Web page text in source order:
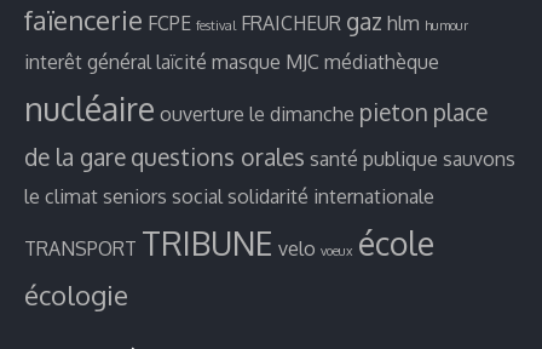
faïencerie FCPE festival FRAICHEUR gaz hlm humour
interêt général laïcité masque MJC médiathèque
nucléaire ouverture le dimanche pieton place
de la gare questions orales santé publique sauvons
le climat seniors social solidarité internationale
TRANSPORT TRIBUNE velo voeux école
écologie